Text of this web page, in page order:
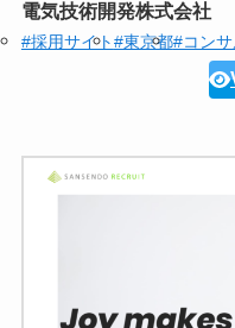
電気技術開発株式会社
#採用サイト#東京都#コン